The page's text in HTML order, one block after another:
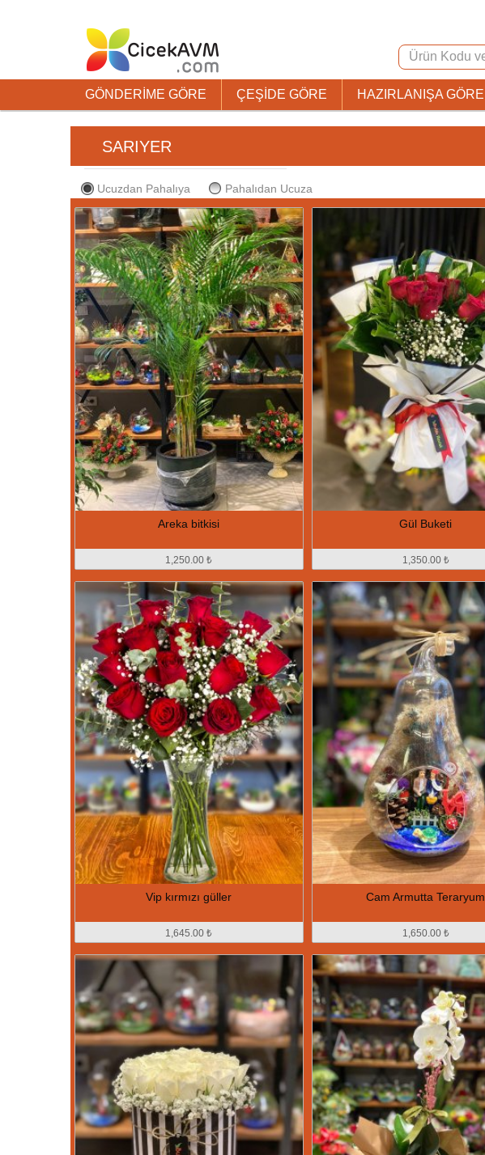
GÖNDERİME GÖRE ÇEŞİDE GÖRE HAZIRLANIŞA GÖRE
SARIYER
Ucuzdan Pahalıya Pahalıdan Ucuza
Areka bitkisi
1,250.00 ₺
Gül Buketi
1,350.00 ₺
Vip kırmızı güller
1,645.00 ₺
Cam Armutta Teraryum
1,650.00 ₺